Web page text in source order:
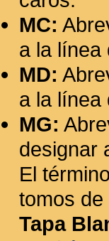
MC:
a la
MD:
a la
MG:
designar
El
tomos
Tapa